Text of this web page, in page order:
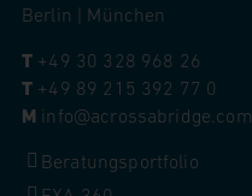
Berlin | München
T +49 30 328 968 26
T +49 89 215 392 77 0
M info@acrossabridge.com
Beratungsportfolio